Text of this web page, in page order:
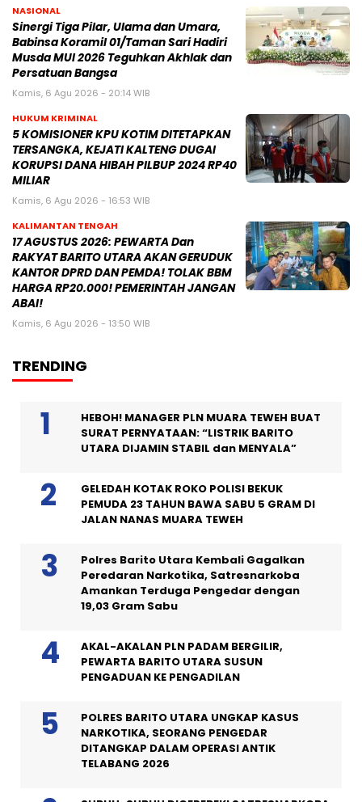
NASIONAL
Sinergi Tiga Pilar, Ulama dan Umara,
Babinsa Koramil 01/Taman Sari Hadiri
Musda MUI 2026 Teguhkan Akhlak dan
Persatuan Bangsa
Kamis, 6 Agu 2026 - 20:14 WIB
HUKUM KRIMINAL
5 KOMISIONER KPU KOTIM DITETAPKAN
TERSANGKA, KEJATI KALTENG DUGAI
KORUPSI DANA HIBAH PILBUP 2024 RP40
MILIAR
Kamis, 6 Agu 2026 - 16:53 WIB
KALIMANTAN TENGAH
17 AGUSTUS 2026: PEWARTA Dan
RAKYAT BARITO UTARA AKAN GERUDUK
KANTOR DPRD DAN PEMDA! TOLAK BBM
HARGA RP20.000! PEMERINTAH JANGAN
ABAI!
Kamis, 6 Agu 2026 - 13:50 WIB
TRENDING
HEBOH! MANAGER PLN MUARA TEWEH BUAT
SURAT PERNYATAAN: “LISTRIK BARITO
UTARA DIJAMIN STABIL dan MENYALA”
GELEDAH KOTAK ROKO POLISI BEKUK
PEMUDA 23 TAHUN BAWA SABU 5 GRAM DI
JALAN NANAS MUARA TEWEH
Polres Barito Utara Kembali Gagalkan
Peredaran Narkotika, Satresnarkoba
Amankan Terduga Pengedar dengan
19,03 Gram Sabu
AKAL-AKALAN PLN PADAM BERGILIR,
PEWARTA BARITO UTARA SUSUN
PENGADUAN KE PENGADILAN
POLRES BARITO UTARA UNGKAP KASUS
NARKOTIKA, SEORANG PENGEDAR
DITANGKAP DALAM OPERASI ANTIK
TELABANG 2026